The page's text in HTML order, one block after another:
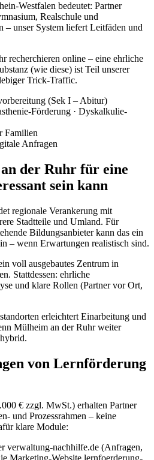
Westfalen bedeutet: Partner
Realschule und
– unser System liefert Leitfäden und
recherchieren online – eine ehrliche
(wie diese) ist Teil unserer
Trick-Traffic.
(Sek I – Abitur)
Förderung · Dyskalkulie-
Familien
Anfragen
der Ruhr für eine
sein kann
regionale Verankerung mit
Stadtteile und Umland. Für
Bildungsanbieter kann das ein
– wenn Erwartungen realistisch sind.
voll ausgebautes Zentrum in
Stattdessen: ehrliche
und klare Rollen (Partner vor Ort,
erleichtert Einarbeitung und
Mülheim an der Ruhr weiter
von Lernförderung
€ zzgl. MwSt.) erhalten Partner
und Prozessrahmen – keine
klare Module:
verwaltung-nachhilfe.de (Anfragen,
Marketing-Website lernfoerderung-